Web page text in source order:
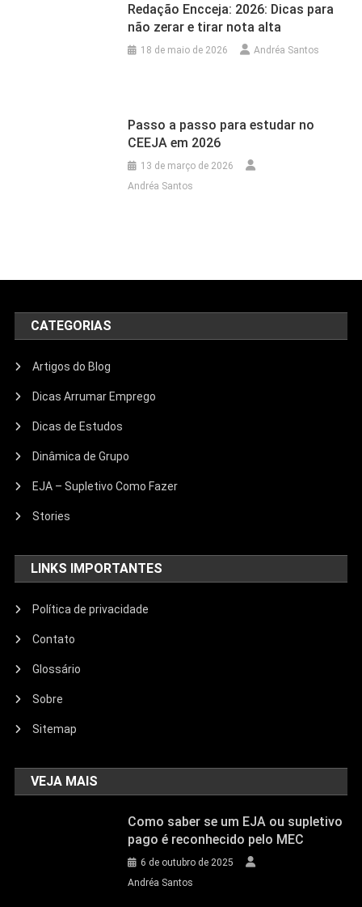
Redação Encceja: 2026: Dicas para
não zerar e tirar nota alta
18 de maio de 2026 Andréa Santos
Passo a passo para estudar no
CEEJA em 2026
13 de março de 2026
Andréa Santos
CATEGORIAS
Artigos do Blog
Dicas Arrumar Emprego
Dicas de Estudos
Dinâmica de Grupo
EJA – Supletivo Como Fazer
Stories
LINKS IMPORTANTES
Política de privacidade
Contato
Glossário
Sobre
Sitemap
VEJA MAIS
Como saber se um EJA ou supletivo
pago é reconhecido pelo MEC
6 de outubro de 2025
Andréa Santos